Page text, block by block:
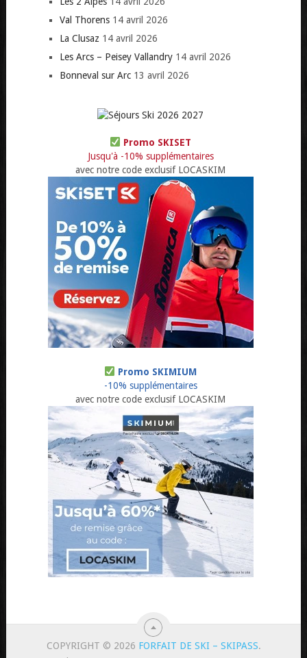
Val Thorens 14 avril 2026
La Clusaz 14 avril 2026
Les Arcs – Peisey Vallandry 14 avril 2026
Bonneval sur Arc 13 avril 2026
Promo SKISET
Jusqu'à -10% supplémentaires
avec notre code exclusif LOCASKIM
Promo SKIMIUM
-10% supplémentaires
avec notre code exclusif LOCASKIM
COPYRIGHT © 2026 FORFAIT DE SKI – SKIPASS.